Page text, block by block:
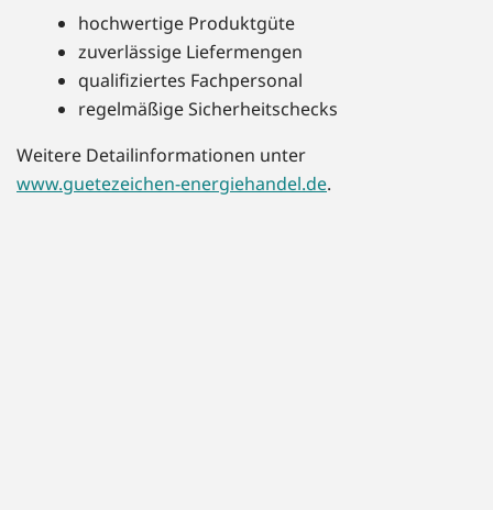
hochwertige Produktgüte
zuverlässige Liefermengen
qualifiziertes Fachpersonal
regelmäßige Sicherheitschecks
Weitere Detailinformationen unter
www.guetezeichen-energiehandel.de.